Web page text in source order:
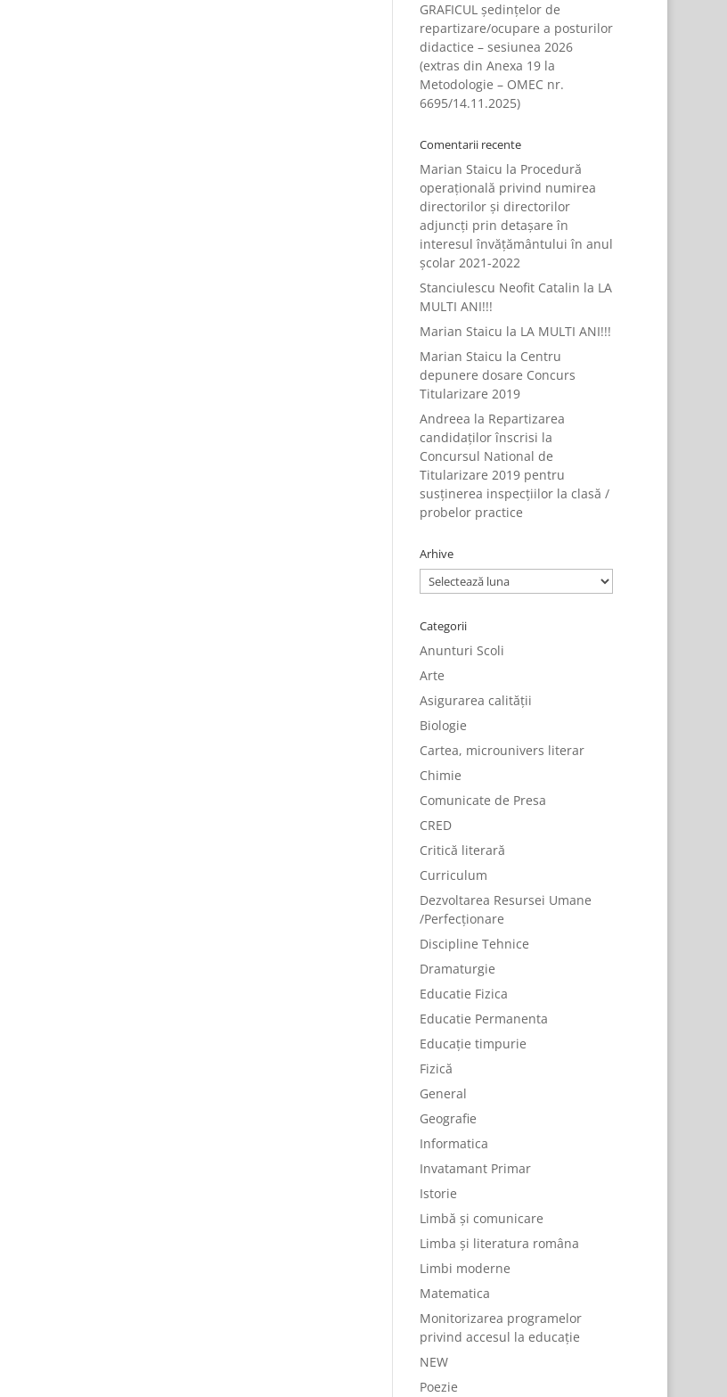
GRAFICUL ședințelor de
repartizare/ocupare a posturilor
didactice – sesiunea 2026
(extras din Anexa 19 la
Metodologie – OMEC nr.
6695/14.11.2025)
Comentarii recente
Marian Staicu la Procedură
operațională privind numirea
directorilor și directorilor
adjuncți prin detașare în
interesul învățământului în anul
școlar 2021-2022
Stanciulescu Neofit Catalin la LA
MULTI ANI!!!
Marian Staicu la LA MULTI ANI!!!
Marian Staicu la Centru
depunere dosare Concurs
Titularizare 2019
Andreea la Repartizarea
candidaților înscrisi la
Concursul National de
Titularizare 2019 pentru
susținerea inspecțiilor la clasă /
probelor practice
Arhive
Arhive
Categorii
Anunturi Scoli
Arte
Asigurarea calității
Biologie
Cartea, microunivers literar
Chimie
Comunicate de Presa
CRED
Critică literară
Curriculum
Dezvoltarea Resursei Umane
/Perfecționare
Discipline Tehnice
Dramaturgie
Educatie Fizica
Educatie Permanenta
Educație timpurie
Fizică
General
Geografie
Informatica
Invatamant Primar
Istorie
Limbă și comunicare
Limba și literatura româna
Limbi moderne
Matematica
Monitorizarea programelor
privind accesul la educație
NEW
Poezie